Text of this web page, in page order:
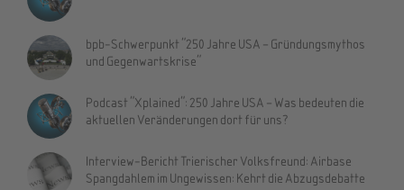
bpb-Schwerpunkt "250 Jahre USA – Gründungsmythos
und Gegenwartskrise"
Podcast "Xplained": 250 Jahre USA – Was bedeuten die
aktuellen Veränderungen dort für uns?
Interview-Bericht Trierischer Volksfreund: Airbase
Spangdahlem im Ungewissen: Kehrt die Abzugsdebatte